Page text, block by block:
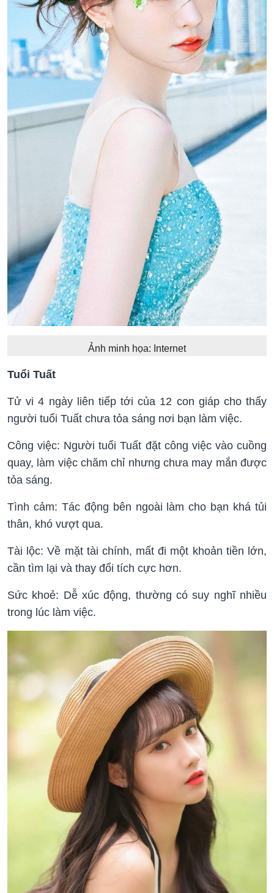
Ảnh minh họa: Internet
Tuổi Tuất
Tử vi 4 ngày liên tiếp tới của 12 con giáp cho thấy
người tuổi Tuất chưa tỏa sáng nơi bạn làm việc.
Công việc: Người tuổi Tuất đặt công việc vào cuồng
quay, làm việc chăm chỉ nhưng chưa may mắn được
tỏa sáng.
Tình cảm: Tác động bên ngoài làm cho bạn khá tủi
thân, khó vượt qua.
Tài lộc: Về mặt tài chính, mất đi một khoản tiền lớn,
cần tìm lại và thay đổi tích cực hơn.
Sức khoẻ: Dễ xúc động, thường có suy nghĩ nhiều
trong lúc làm việc.